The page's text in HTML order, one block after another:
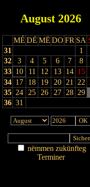
August 2026
MÉ DË MË DO FR SA
31
1
32
3 4 5 6 7 8
33 10 11 12 13 14 15
34 17 18 19 20 21 22
35 24 25 26 27 28 29
36 31
nëmmen zukünfteg
Terminer